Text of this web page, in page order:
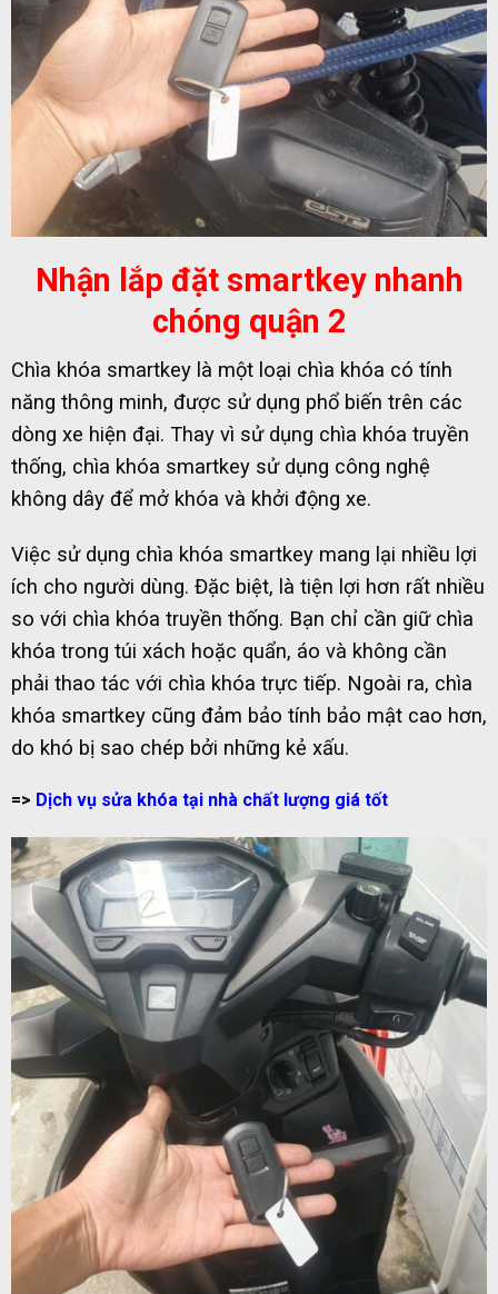
Nhận lắp đặt smartkey nhanh
chóng quận 2
Chìa khóa smartkey là một loại chìa khóa có tính
năng thông minh, được sử dụng phổ biến trên các
dòng xe hiện đại. Thay vì sử dụng chìa khóa truyền
thống, chìa khóa smartkey sử dụng công nghệ
không dây để mở khóa và khởi động xe.
Việc sử dụng chìa khóa smartkey mang lại nhiều lợi
ích cho người dùng. Đặc biệt, là tiện lợi hơn rất nhiều
so với chìa khóa truyền thống. Bạn chỉ cần giữ chìa
khóa trong túi xách hoặc quẩn, áo và không cần
phải thao tác với chìa khóa trực tiếp. Ngoài ra, chìa
khóa smartkey cũng đảm bảo tính bảo mật cao hơn,
do khó bị sao chép bởi những kẻ xấu.
=> Dịch vụ sửa khóa tại nhà chất lượng giá tốt